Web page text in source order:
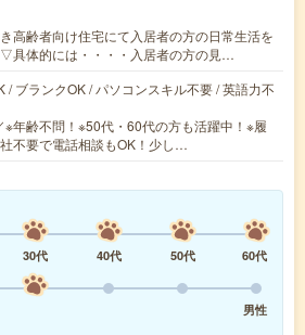
高齢者向け住宅にて入居者の方の日常生活を
具体的には・・・・入居者の方の見…
/ ブランクOK / パソコンスキル不要 / 英語力不
※年齢不問！※50代・60代の方も活躍中！※履
不要で電話相談もOK！少し…
30代 40代 50代
60代
男性